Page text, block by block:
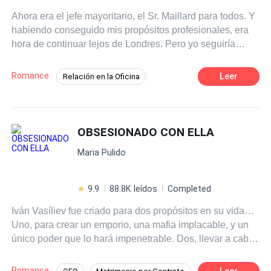
Ahora era el jefe mayoritario, el Sr. Maillard para todos. Y
habiendo conseguido mis propósitos profesionales, era
hora de continuar lejos de Londres. Pero yo seguiría
soleado y cerca de mi hogar. Ahora, sentado en aquel
vuelo de camino a casa, pensaba en el camino que
llegado a extrañar. - ¡Ups, lo siento! - fue lo primero que oí
de sus labios al rozar mi mano por error. Inconsciente aún
de que aquel encuentro, aquella mujer, cambiaría mi
Romance Relación en la Oficina
CEO
Leer
OBSESIONADO CON ELLA
Maria Pulido
9.9 88.8K leídos Completed
Iván Vasíliev fue criado para dos propósitos en su vida…
Uno, para crear un emporio, una mafia implacable, y un
único poder que lo hará impenetrable. Dos, llevar a cabo
ha vuelto su único pensamiento en los largos años de